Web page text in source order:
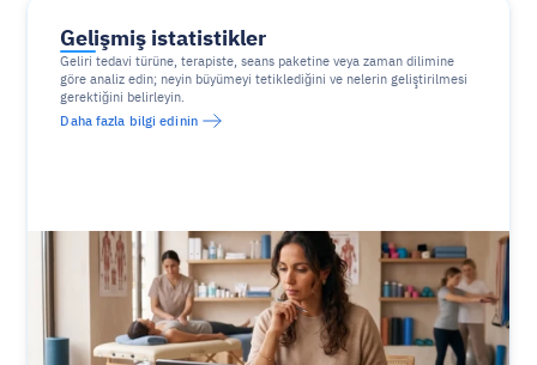
Gelişmiş istatistikler
Geliri tedavi türüne, terapiste, seans paketine veya zaman dilimine
göre analiz edin; neyin büyümeyi tetiklediğini ve nelerin geliştirilmesi
gerektiğini belirleyin.
Daha fazla bilgi edinin